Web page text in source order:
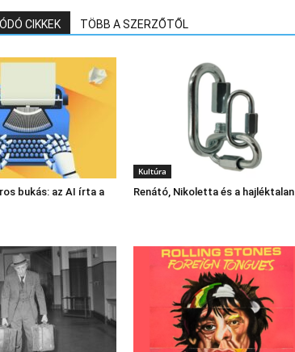
CIKKEK TÖBB A SZERZŐTŐL
bukás: az AI írta a
Kultúra
Renátó, Nikoletta és a hajléktalan